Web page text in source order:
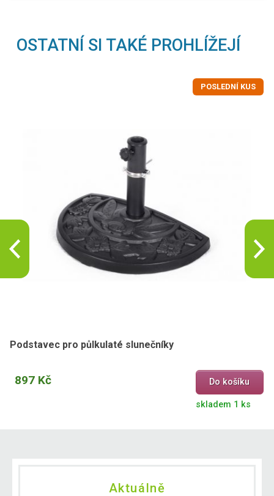
OSTATNÍ SI TAKÉ PROHLÍŽEJÍ
POSLEDNÍ KUS
Podstavec pro půlkulaté slunečníky
897 Kč Do košíku
skladem 1 ks
Aktuálně